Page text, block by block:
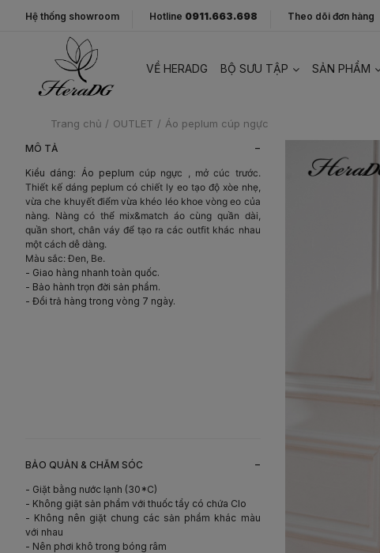
Hệ thống showroom Hotline 0911.663.698 Theo dõi đơn hàng
VỀ HERADG BỘ SƯU TẬP SẢN PHẨM
Trang chủ / OUTLET / Áo peplum cúp ngực
MÔ TẢ -
Kiểu dáng: Áo peplumcúp ngực , mở cúc trước.
Thiết kế dáng peplum có chiết ly eo tạo độ xòe nhẹ,
vừa che khuyết điểm vừa khéo léo khoe vòng eo của
nàng. Nàng có thể mix&match áo cùng quần dài,
quần short, chân váy để tạo ra các outfit khác nhau
một cách dễ dàng.
Màu sắc: Đen, Be.
- Giao hàng nhanh toàn quốc.
- Bảo hành trọn đời sản phẩm.
- Đổi trả hàng trong vòng 7 ngày.
BẢO QUẢN & CHĂM SÓC -
- Giặt bằng nước lạnh (30*C)
- Không giặt sản phẩm với thuốc tẩy có chứa Clo
- Không nên giặt chung các sản phẩm khác màu
với nhau
- Nên phơi khô trong bóng râm